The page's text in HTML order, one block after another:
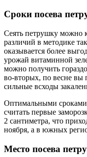
Сроки посева
Сеять петрушку можно
различий в методике
оказывается более
урожай витаминной
можно получить
во-вторых, по весне вы
сильные всходы
Оптимальными
считать первые
2 сантиметра, что
ноября, а в южных
Место посева